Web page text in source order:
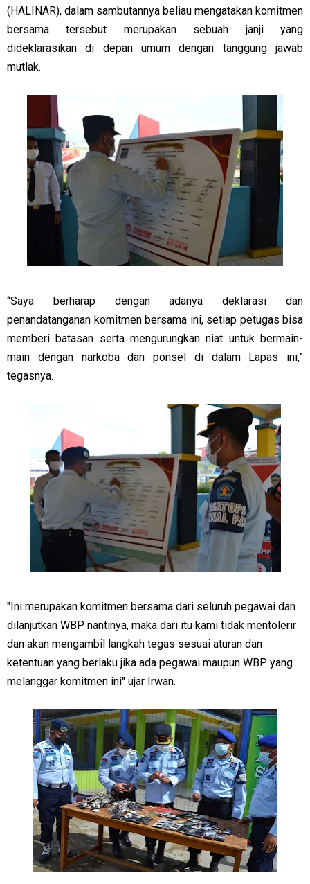
(HALINAR), dalam sambutannya beliau mengatakan komitmen
bersama tersebut merupakan sebuah janji yang
dideklarasikan di depan umum dengan tanggung jawab
mutlak.
“Saya berharap dengan adanya deklarasi dan
penandatanganan komitmen bersama ini, setiap petugas bisa
memberi batasan serta mengurungkan niat untuk bermain-
main dengan narkoba dan ponsel di dalam Lapas ini,”
tegasnya.
"Ini merupakan komitmen bersama dari seluruh pegawai dan
dilanjutkan WBP nantinya, maka dari itu kami tidak mentolerir
dan akan mengambil langkah tegas sesuai aturan dan
ketentuan yang berlaku jika ada pegawai maupun WBP yang
melanggar komitmen ini" ujar Irwan.